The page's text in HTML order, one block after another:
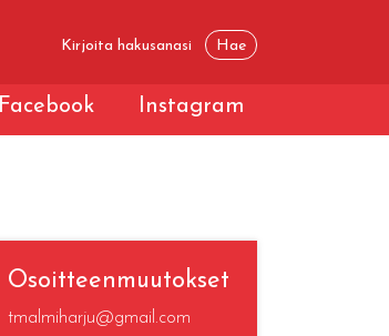
Facebook Instagram
Osoitteenmuutokset
tmalmiharju@gmail.com